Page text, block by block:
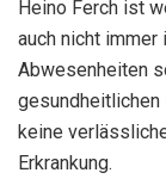
Heino Ferch ist
auch nicht
Abwesenheiten
keine
Erkrankung.